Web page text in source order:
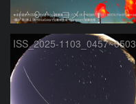
（＾０＾）コメト
ISS_2025-1103_0457~0503